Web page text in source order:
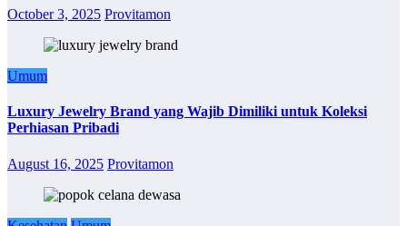
October 3, 2025 Provitamon
Umum
Luxury Jewelry Brand yang Wajib Dimiliki untuk Koleksi
Perhiasan Pribadi
August 16, 2025 Provitamon